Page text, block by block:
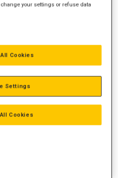
9,6 m3
your settings or refuse data
Cookies
Cookies
Settings